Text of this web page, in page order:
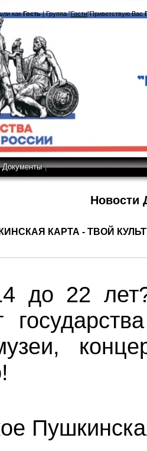
как Гость|Группа"Гости"Приветствую Вас
Документы
Новости
КАРТА - ТВОЙ
до 22